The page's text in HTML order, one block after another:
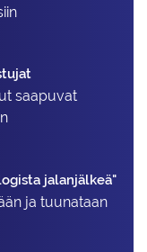
saapuvat
jalanjälkeä"
ja tuunataan